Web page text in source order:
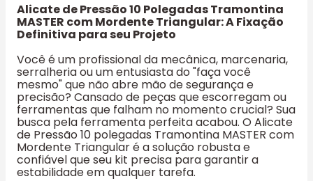
Alicate de Pressão 10 Polegadas Tramontina
MASTER com Mordente Triangular: A Fixação
Definitiva para seu Projeto
Você é um profissional da mecânica, marcenaria,
serralheria ou um entusiasta do "faça você
mesmo" que não abre mão de segurança e
precisão? Cansado de peças que escorregam ou
ferramentas que falham no momento crucial? Sua
busca pela ferramenta perfeita acabou. O Alicate
de Pressão 10 polegadas Tramontina MASTER com
Mordente Triangular é a solução robusta e
confiável que seu kit precisa para garantir a
estabilidade em qualquer tarefa.